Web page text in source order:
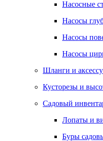
Насосные
Насосы
Насосы
Насосы
Шланги и
Кусторезы и
Садовый
Лопаты и
Буры